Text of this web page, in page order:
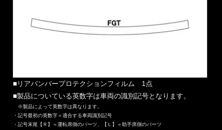
■リアバンパープロテクションフィルム 1点
■製品についている英数字は車両の識別記号となります。
※製品によって英数字は異なります。
・記号最初の英数字＝適合する車両識別記号
・記号末尾【Ｒ】＝運転席側のパーツ、【Ｌ】＝助手席側のパーツ